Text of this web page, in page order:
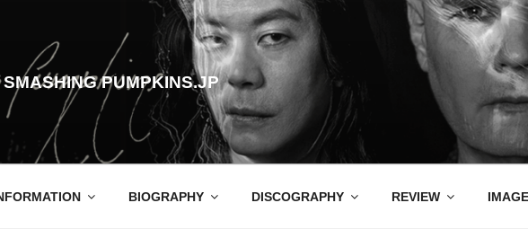
SMASHING PUMPKINS.JP
BIOGRAPHY DISCOGRAPHY REVIEW IMAGE